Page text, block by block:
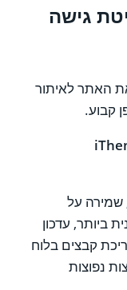
גישה
האתר לאיתור
קבוע.
על
ביותר, עדכון
קבצים בלוח
נפוצות